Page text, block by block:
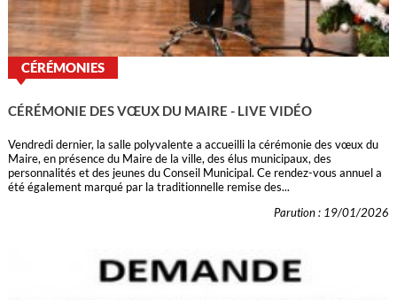
CÉRÉMONIES
CÉRÉMONIE DES VŒUX DU MAIRE - LIVE VIDÉO
Vendredi dernier, la salle polyvalente a accueilli la cérémonie des vœux du
Maire, en présence du Maire de la ville, des élus municipaux, des
personnalités et des jeunes du Conseil Municipal. Ce rendez-vous annuel a
été également marqué par la traditionnelle remise des...
Parution : 19/01/2026